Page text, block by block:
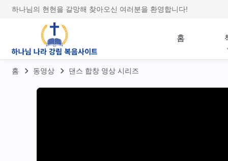
하나님의 현현을 갈망해 찾아오신 여러분을 환영합니다!
홈
홈 동영상 댄스 합창 영상 시리즈